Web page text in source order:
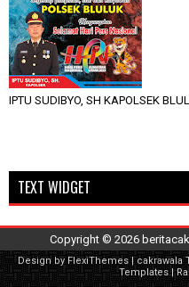
IPTU SUDIBYO, SH KAPOLSEK
TEXT WIDGET
Copyright © 2026
Design by FlexiThemes| cakrawala
Templates|